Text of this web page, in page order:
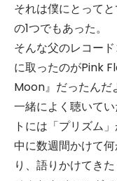
それは僕にとって
の1つでもあった。
そんな父のレコー
に取ったのがPink
Moon』だったんだ
一緒によく聴いて
トには「プリズム
中に数週間かけて
り、語りかけてき